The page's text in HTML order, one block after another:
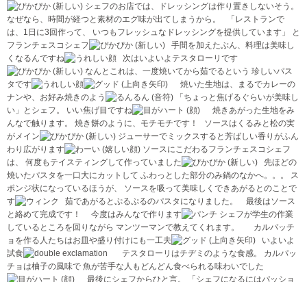
シェフのお店では、ドレッシングは作り置きしないそう。
なぜなら、時間が経つと素材のエグ味が出てしまうから。 「レストランで
は、1日に3回作って、 いつもフレッシュなドレッシングを提供しています」 と
フランチェスコシェフ
手間を加えたぶん、料理は美味し
くなるんですね
次はいよいよテスタローリです
なんとこれは、一度焼いてから茹でるという 珍しいパス
タです
焼いた生地は、まるでカレーの
ナンや、お好み焼きのよう
「ちょっと焦げるぐらいが美味し
い」とシェフ。 いい焦げ目ですね
焼きあがった生地をみ
んなで触ります。 焼き餅のように、モチモチです！ ソースはくるみと松の実
がメイン
ジューサーでミックスすると芳ばしい香りがふん
わり広がります
ソースにこだわるフランチェスコシェフ
は、 何度もテイスティングして作っていました
先ほどの
焼いたパスタを一口大にカットして ふわっとした部分のみ鍋のなかへ。。。 ス
ポンジ状になっているほうが、 ソースを吸って美味しくできあがるとのことで
す
茹であがるとぷるぷるのパスタになりました。
最後はソース
と絡めて完成です！ 今度はみんなで作ります
シェフが学生の作業
しているところを回りながら マンツーマンで教えてくれます。
カルパッチ
ョを作る人たちはお皿や盛り付けにも一工夫
いよいよ
試食
テスタローリはチヂミのような食感。 カルパッ
チョは柚子の風味で 魚が苦手な人もどんどん食べられる味わいでした
最後にシェフからひと言。 「シェフになるにはパッショ